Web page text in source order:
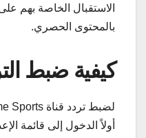
بالمحتوى الحصري.
كيفية ضبط
أولاً الدخول إلى قائمة